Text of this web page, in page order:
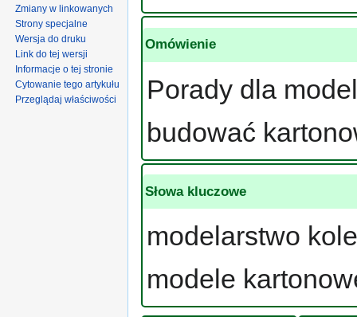
Omówienie
Porady dla
budować
Słowa kluczowe
modelarstwo
modele
Zmiany w linkowanych
Strony specjalne
Wersja do druku
Link do tej wersji
Informacje o tej stronie
Cytowanie tego artykułu
Przeglądaj właściwości